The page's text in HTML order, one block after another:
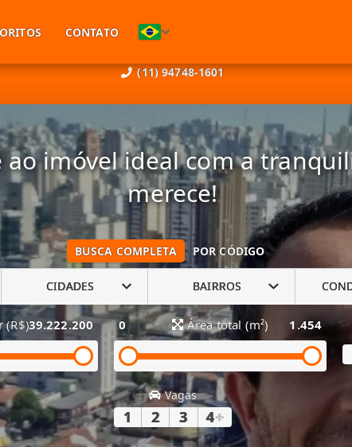
(11) 94748-1601
CONTATO
imóvel ideal com a
merece!
BUSCA COMPLETA POR CÓDIGO
CIDADES BAIRROS
(R$)39.222.200 0 Área total (m²) 1.454
Vagas
1 2 3 4+